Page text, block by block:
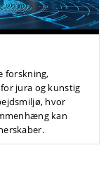
forskning,
jura og kunstig
hvor
kan